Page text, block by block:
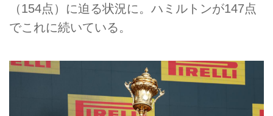
（154点）に迫る状況に。ハミルトンが147点
でこれに続いている。